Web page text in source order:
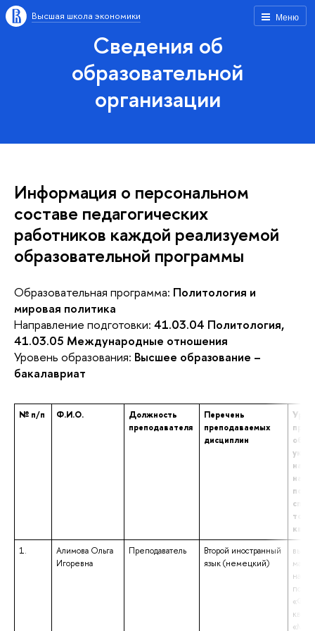
Меню
Высшая школа экономики
Сведения об
образовательной
организации
Информация о персональном
составе педагогических
работников каждой реализуемой
образовательной программы
Образовательная программа: Политология и
мировая политика
Направление подготовки: 41.03.04 Политология,
41.03.05 Международные отношения
Уровень образования: Высшее образование –
бакалавриат
№ п/п Ф.И.О.
Должность
преподавателя
Перечень
преподаваемых
дисциплин
том
1.
Алимова Ольга
Игоревна
Преподаватель
Второй иностранный
язык (немецкий)